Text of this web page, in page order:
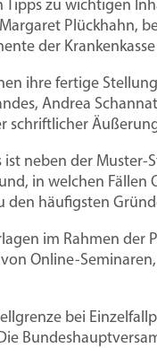
Sie jetzt
Euro kostet das
jede Arztpraxis
berät Sie,
können Sie tun
gründen und
das GKV-Sparpaket
ab 2027. Der
Sie, wie Sie die
tun
zu wichtigen
Plückhahn,
der
ihre fertige
Andrea
schriftlicher
neben der
in welchen
den häufigsten
im Rahmen
Online-
bei